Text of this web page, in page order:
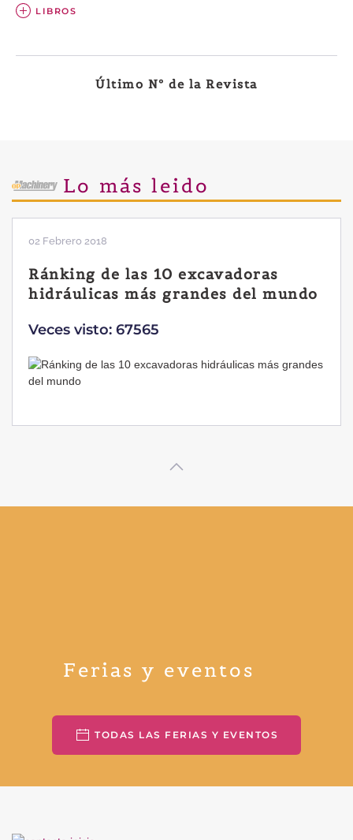
LIBROS
Último Nº de la Revista
Lo más leido
02 Febrero 2018
Ránking de las 10 excavadoras
hidráulicas más grandes del mundo
Veces visto: 67565
Ferias y eventos
TODAS LAS FERIAS Y EVENTOS